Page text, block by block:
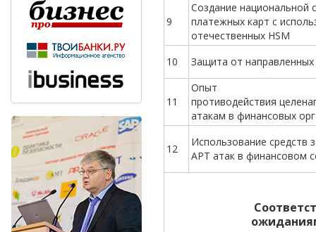
9
Создание национальной
платежных карт с
отечественных HSM
10
Защита от направленных
11
Опыт
противодействия
атакам в финансовых
12
Использование средств
APТ атак в финансовом